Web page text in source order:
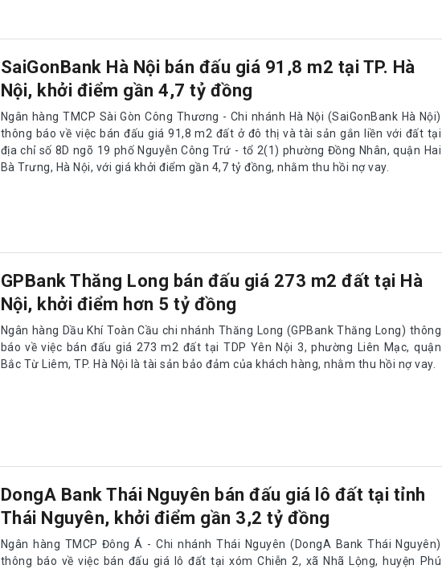
SaiGonBank Hà Nội bán đấu giá 91,8 m2 tại TP. Hà
Nội, khởi điểm gần 4,7 tỷ đồng
Ngân hàng TMCP Sài Gòn Công Thương - Chi nhánh Hà Nội (SaiGonBank Hà Nội)
thông báo về việc bán đấu giá 91,8 m2 đất ở đô thị và tài sản gắn liền với đất tại
địa chỉ số 8D ngõ 19 phố Nguyễn Công Trứ - tổ 2(1) phường Đồng Nhân, quận Hai
Bà Trưng, Hà Nội, với giá khởi điểm gần 4,7 tỷ đồng, nhằm thu hồi nợ vay.
GPBank Thăng Long bán đấu giá 273 m2 đất tại Hà
Nội, khởi điểm hơn 5 tỷ đồng
Ngân hàng Dầu Khí Toàn Cầu chi nhánh Thăng Long (GPBank Thăng Long) thông
báo về việc bán đấu giá 273 m2 đất tại TDP Yên Nội 3, phường Liên Mạc, quận
Bắc Từ Liêm, TP. Hà Nội là tài sản bảo đảm của khách hàng, nhằm thu hồi nợ vay.
DongA Bank Thái Nguyên bán đấu giá lô đất tại tỉnh
Thái Nguyên, khởi điểm gần 3,2 tỷ đồng
Ngân hàng TMCP Đông Á - Chi nhánh Thái Nguyên (DongA Bank Thái Nguyên)
thông báo về việc bán đấu giá lô đất tại xóm Chiễn 2, xã Nhã Lộng, huyện Phú